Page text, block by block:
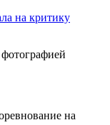
на критику
на